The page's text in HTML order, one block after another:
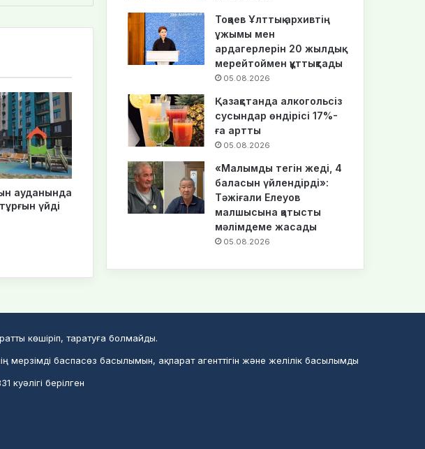
ауданында
үйді
Тоқаев Ұлттық архивтің
ұжымы мен
ардагерлерін 20 жылдық
мерейтоймен құттықтады
05.08.2026
Қазақстанда алкогольсіз
сусындар өндірісі 17%-
ға артты
05.08.2026
«Малымды тегін жеді, 4
баласын үйлендірді»:
Тәжіғали Елеуов
малшысына қатысты
мәлімдеме жасады
05.08.2026
көшіріп, таратуға болмайды.
мерзімді баспасөз басылымын, ақпарат агенттігін және желілік басылымды
куәлігі берілген